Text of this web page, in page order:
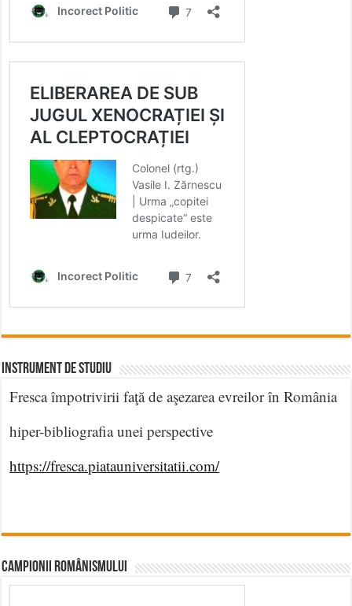
INSTRUMENT DE STUDIU
Fresca împotrivirii faţă de aşezarea evreilor în România
hiper-bibliografia unei perspective
https://fresca.piatauniversitatii.com/
CAMPIONII ROMÂNISMULUI